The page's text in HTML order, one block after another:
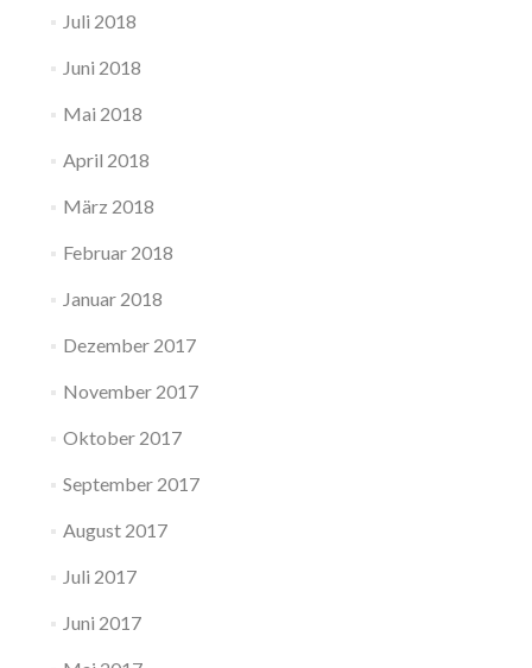
Juli 2018
Juni 2018
Mai 2018
April 2018
März 2018
Februar 2018
Januar 2018
Dezember 2017
November 2017
Oktober 2017
September 2017
August 2017
Juli 2017
Juni 2017